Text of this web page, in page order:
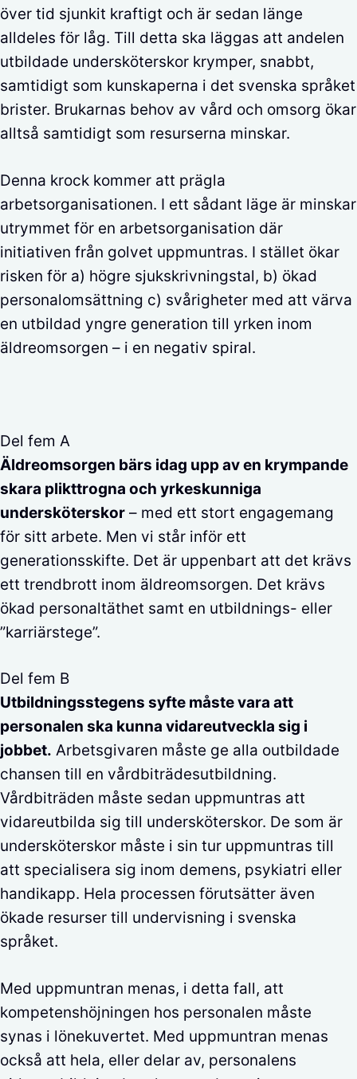
över tid sjunkit kraftigt och är sedan länge
alldeles för låg. Till detta ska läggas att andelen
utbildade undersköterskor krymper, snabbt,
samtidigt som kunskaperna i det svenska språket
brister. Brukarnas behov av vård och omsorg ökar
alltså samtidigt som resurserna minskar.
Denna krock kommer att prägla
arbetsorganisationen. I ett sådant läge är minskar
utrymmet för en arbetsorganisation där
initiativen från golvet uppmuntras. I stället ökar
risken för a) högre sjukskrivningstal, b) ökad
personalomsättning c) svårigheter med att värva
en utbildad yngre generation till yrken inom
äldreomsorgen – i en negativ spiral.
Del fem A
Äldreomsorgen bärs idag upp av en krympande
skara plikttrogna och yrkeskunniga
undersköterskor – med ett stort engagemang
för sitt arbete. Men vi står inför ett
generationsskifte. Det är uppenbart att det krävs
ett trendbrott inom äldreomsorgen. Det krävs
ökad personaltäthet samt en utbildnings- eller
”karriärstege”.
Del fem B
Utbildningsstegens syfte måste vara att
personalen ska kunna vidareutveckla sig i
jobbet. Arbetsgivaren måste ge alla outbildade
chansen till en vårdbiträdesutbildning.
Vårdbiträden måste sedan uppmuntras att
vidareutbilda sig till undersköterskor. De som är
undersköterskor måste i sin tur uppmuntras till
att specialisera sig inom demens, psykiatri eller
handikapp. Hela processen förutsätter även
ökade resurser till undervisning i svenska
språket.
Med uppmuntran menas, i detta fall, att
kompetenshöjningen hos personalen måste
synas i lönekuvertet. Med uppmuntran menas
också att hela, eller delar av, personalens